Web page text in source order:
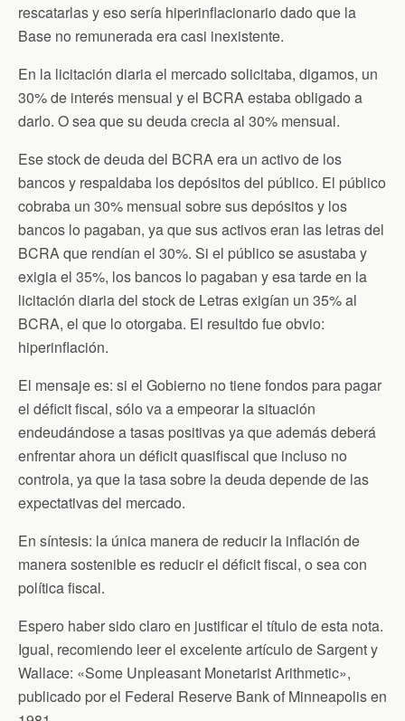
rescatarlas y eso sería hiperinflacionario dado que la
Base no remunerada era casi inexistente.
En la licitación diaria el mercado solicitaba, digamos, un
30% de interés mensual y el BCRA estaba obligado a
darlo. O sea que su deuda crecia al 30% mensual.
Ese stock de deuda del BCRA era un activo de los
bancos y respaldaba los depósitos del público. El público
cobraba un 30% mensual sobre sus depósitos y los
bancos lo pagaban, ya que sus activos eran las letras del
BCRA que rendían el 30%. Si el público se asustaba y
exigia el 35%, los bancos lo pagaban y esa tarde en la
licitación diaria del stock de Letras exigían un 35% al
BCRA, el que lo otorgaba. El resultdo fue obvio:
hiperinflación.
El mensaje es: si el Gobierno no tiene fondos para pagar
el déficit fiscal, sólo va a empeorar la situación
endeudándose a tasas positivas ya que además deberá
enfrentar ahora un déficit quasifiscal que incluso no
controla, ya que la tasa sobre la deuda depende de las
expectativas del mercado.
En síntesis: la única manera de reducir la inflación de
manera sostenible es reducir el déficit fiscal, o sea con
política fiscal.
Espero haber sido claro en justificar el título de esta nota.
Igual, recomiendo leer el excelente artículo de Sargent y
Wallace: «Some Unpleasant Monetarist Arithmetic»,
publicado por el Federal Reserve Bank of Minneapolis en